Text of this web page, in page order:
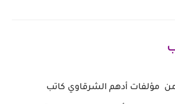
مؤلفات أدهم الشرقاوي كاتب